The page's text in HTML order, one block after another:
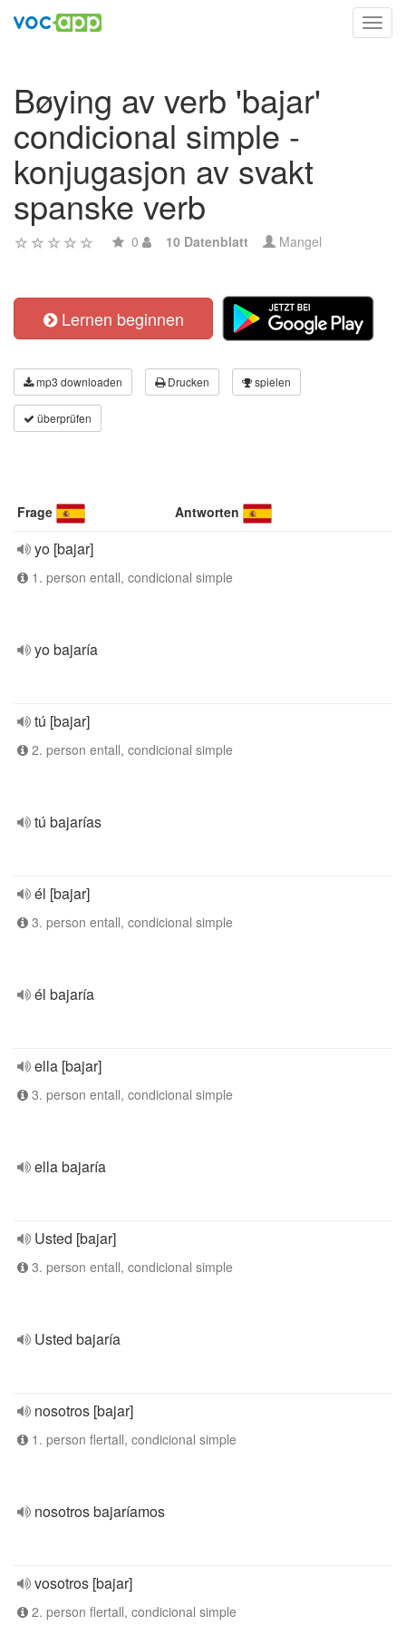
Bøying av verb 'bajar'
condicional simple -
konjugasjon av svakt
spanske verb
0 10 Datenblatt Mangel
Lernen beginnen
mp3 downloaden Drucken spielen
überprüfen
Frage Antworten
yo [bajar]
1. person entall, condicional simple
yo bajaría
tú [bajar]
2. person entall, condicional simple
tú bajarías
él [bajar]
3. person entall, condicional simple
él bajaría
ella [bajar]
3. person entall, condicional simple
ella bajaría
Usted [bajar]
3. person entall, condicional simple
Usted bajaría
nosotros [bajar]
1. person flertall, condicional simple
nosotros bajaríamos
vosotros [bajar]
2. person flertall, condicional simple